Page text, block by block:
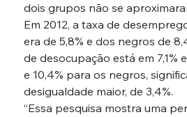
dois grupos não se
Em 2012, a taxa de
era de 5,8% e dos negros de
de desocupação está em 7,1%
e 10,4% para os negros,
desigualdade maior, de 3,4%.
“Essa pesquisa mostra uma